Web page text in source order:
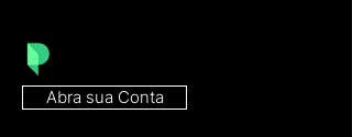
Abra sua Conta